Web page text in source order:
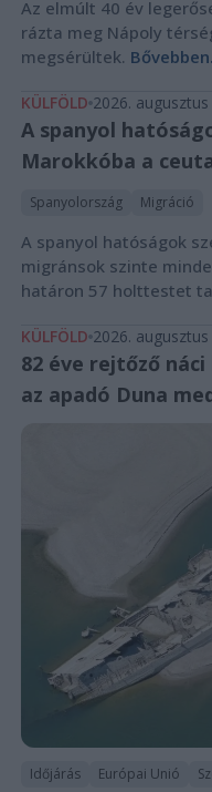
Az elmúlt 40 év
rázta meg Nápoly
megsérültek.
KÜLFÖLD 2026. augusztus
A spanyol
Marokkóba a
Spanyolország Migráció
A spanyol hatóságok
migránsok szinte
határon 57 holttestet
KÜLFÖLD 2026. augusztus
82 éve rejtőző
az apadó Duna
Időjárás Európai Unió